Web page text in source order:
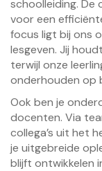
schoolleiding. De
voor een
focus ligt bij ons
lesgeven. Jij
terwijl onze
onderhouden op
Ook ben je
docenten. Via
collega’s uit het
je uitgebreide
blijft ontwikkelen